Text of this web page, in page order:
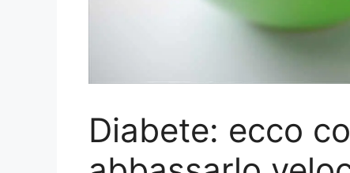
Diabete: ecco